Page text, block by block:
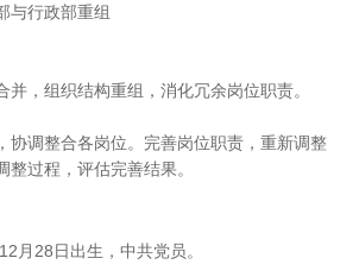
与行政部重组
并，组织结构重组，消化冗余岗位职责。
协调整合各岗位。完善岗位职责，重新调整
过程，评估完善结果。
月28日出生，中共党员。